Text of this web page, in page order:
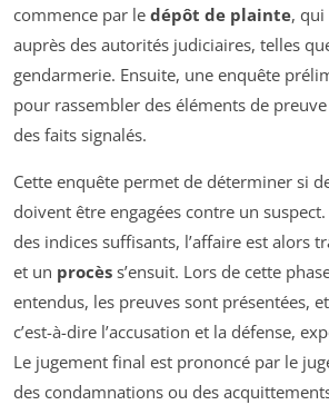
commence par le dépôt de plainte, qui
auprès des autorités judiciaires, telles
gendarmerie. Ensuite, une enquête
pour rassembler des éléments de
des faits signalés.
Cette enquête permet de déterminer si
doivent être engagées contre un suspect.
des indices suffisants, l’affaire est alors
et un procès s’ensuit. Lors de cette
entendus, les preuves sont présentées,
c’est-à-dire l’accusation et la défense,
Le jugement final est prononcé par le
des condamnations ou des